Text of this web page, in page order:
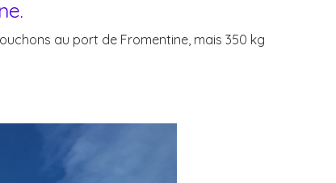
au port de Fromentine, mais 350 kg